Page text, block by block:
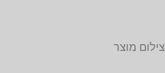
צילום מוצר